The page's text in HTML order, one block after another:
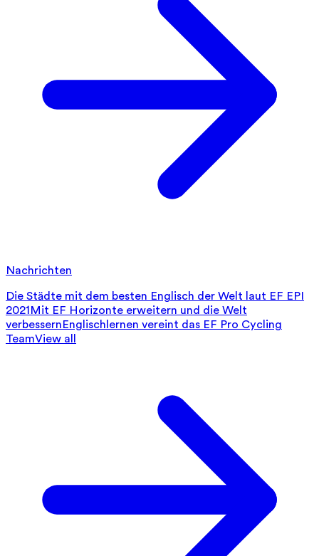
Nachrichten
Die Städte mit dem besten Englisch der Welt laut EF EPI
2021Mit EF Horizonte erweitern und die Welt
verbessernEnglischlernen vereint das EF Pro Cycling
TeamView all